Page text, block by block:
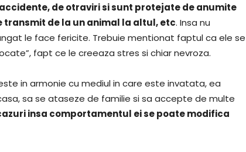
de otraviri si sunt protejate de anumite
transmit de la un animal la altul, etc. Insa nu
le face fericite. Trebuie mentionat faptul ca ele se
fapt ce le creeaza stres si chiar nevroza.
in armonie cu mediul in care este invatata, ea
sa se ataseze de familie si sa accepte de multe
insa comportamentul ei se poate modifica